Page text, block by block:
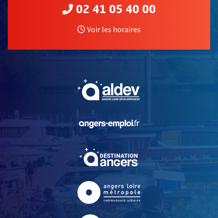
02 41 05 40 00
Voir les horaires
, Ouvre une nouvelle
, Ouvre une nouvelle